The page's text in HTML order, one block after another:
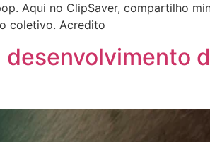
Aqui no ClipSaver, compartilho
coletivo. Acredito
desenvolvimento